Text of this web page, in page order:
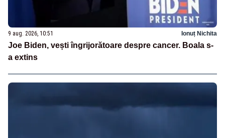
9 aug. 2026, 10:51 Ionuț Nichita
Joe Biden, vești îngrijorătoare despre cancer. Boala s-
a extins